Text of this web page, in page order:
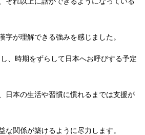
字が理解できる強みを感じました。
、時期をずらして日本へお呼びする予定
日本の生活や習慣に慣れるまでは支援が
な関係が築けるように尽力します。